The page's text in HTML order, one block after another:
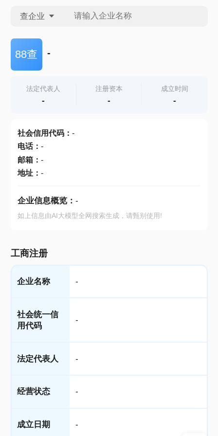
查企业
查企业
查产地
88查 -
法定代表人
-
注册资本
-
成立时间
-
社会信用代码： -
电话： -
邮箱： -
地址： -
企业信息概览： -
如上信息由AI大模型全网搜索生成，请甄别使用!
工商注册
企业名称 -
社会统一信
用代码
-
法定代表人 -
经营状态 -
成立日期 -